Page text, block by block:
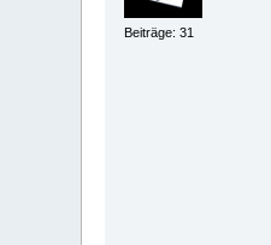
Beiträge: 31